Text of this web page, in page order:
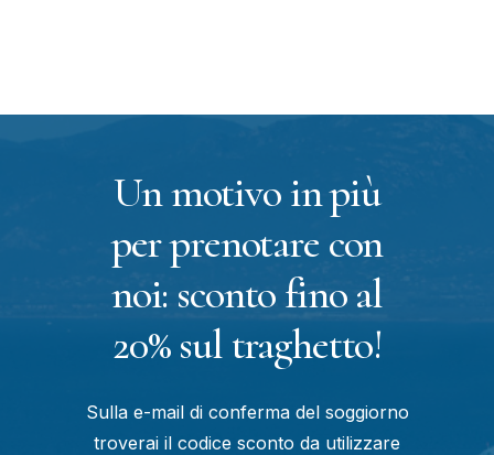
Un motivo in più
per prenotare con
noi: sconto fino al
20% sul traghetto!
Sulla e-mail di conferma del soggiorno
troverai il codice sconto da utilizzare